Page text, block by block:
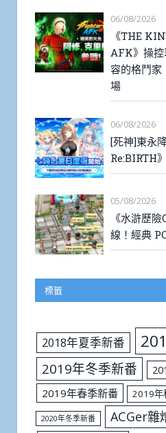
06/08/2026
《THE
AFK》操控
容的格鬥家
場
06/08/2026
[死神]東永
Re:BIRTH
05/08/2026
《水滸歷
線！經典
標籤
2018年夏季新番
2019年冬季新番
2019年春季新番
2019年
2020年冬季新番 ACGer雜